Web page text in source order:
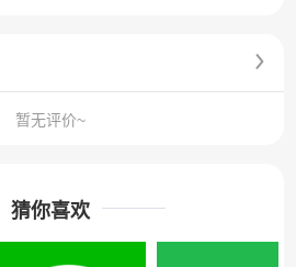
暂无评价~
猜你喜欢